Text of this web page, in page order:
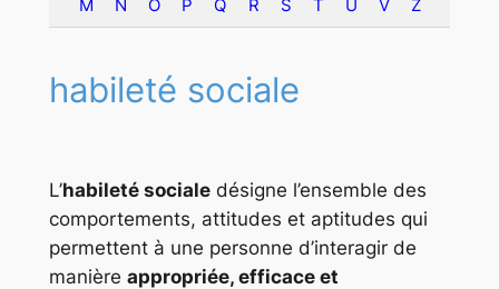
M N O P Q R S T U V Z
habileté sociale
L’habileté socialedésigne l’ensemble des
comportements, attitudes et aptitudes qui
permettent à une personne d’interagir de
manière appropriée, efficace et